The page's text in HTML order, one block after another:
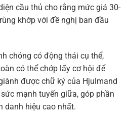
cầu thủ cho rằng mức giá 30-
khớp với đề nghị ban đầu
chóng có động thái cụ thể,
có thể chớp lấy cơ hội để
được chữ ký của Hjulmand
mạnh tuyến giữa, góp phần
danh hiệu cao nhất.